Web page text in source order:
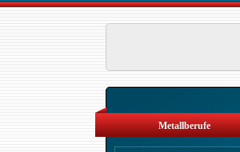
Metallberufe